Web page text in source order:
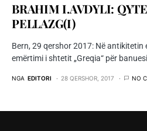
BRAHIM I.AVDYLI:
PELLAZG(I)
Bern, 29 qershor 2017: Në
emërtimi i shtetit „Greqia“ për
NGA EDITORI 28 QERSHOR, 2017 NO